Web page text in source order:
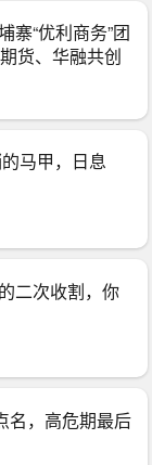
寨“优利商务”团
货、华融共创
马甲，日息
二次收割，你
名，高危期最后